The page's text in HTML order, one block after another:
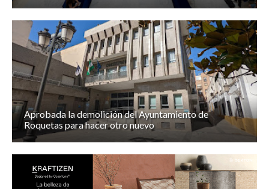
Aprobada la demolición del Ayuntamiento de
Roquetas para hacer otro nuevo